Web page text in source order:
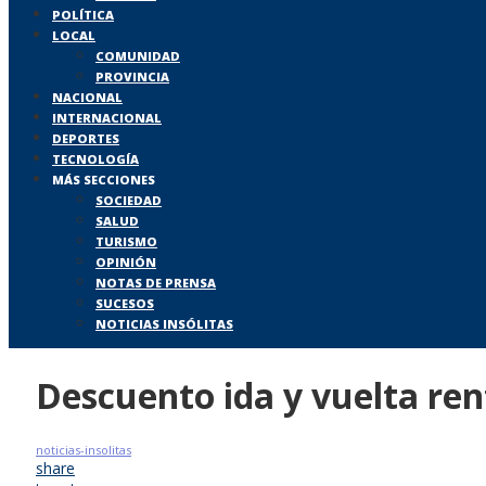
POLÍTICA
LOCAL
COMUNIDAD
PROVINCIA
NACIONAL
INTERNACIONAL
DEPORTES
TECNOLOGÍA
MÁS SECCIONES
SOCIEDAD
SALUD
TURISMO
OPINIÓN
NOTAS DE PRENSA
SUCESOS
NOTICIAS INSÓLITAS
Descuento ida y vuelta
noticias-insolitas
share